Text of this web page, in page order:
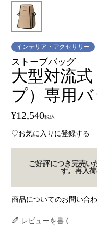
インテリア・アクセサリー
ストーブバッグ
大型対流式
プ）専用バ
¥12,540税込
お気に入りに登録する
ご好評につき完売い
す。再入
商品についてのお問い合
レビューを書く